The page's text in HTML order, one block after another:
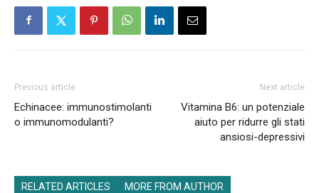
Previous article
Echinacee: immunostimolanti
o immunomodulanti?
Next article
Vitamina B6: un potenziale
aiuto per ridurre gli stati
ansiosi-depressivi
RELATED ARTICLES MORE FROM AUTHOR